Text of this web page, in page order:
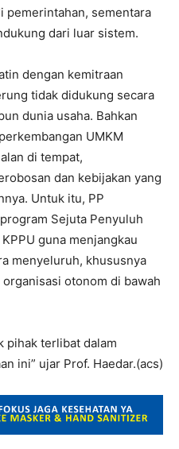
pemerintahan, sementara
dari luar sistem.
dengan kemitraan
tidak didukung secara
dunia usaha. Bahkan
UMKM
di tempat,
dan kebijakan yang
Untuk itu, PP
Sejuta Penyuluh
guna menjangkau
menyeluruh, khususnya
otonom di bawah
pihak terlibat dalam
ini” ujar Prof. Haedar.(acs)